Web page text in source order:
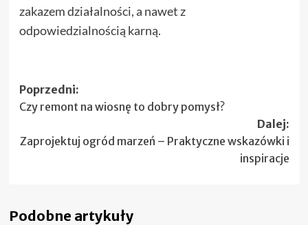
zakazem działalności, a nawet z
odpowiedzialnością karną.
Zobacz
wpisy
Poprzedni:
Czy remont na wiosnę to dobry pomysł?
Dalej:
Zaprojektuj ogród marzeń – Praktyczne wskazówki i
inspiracje
Podobne artykuły